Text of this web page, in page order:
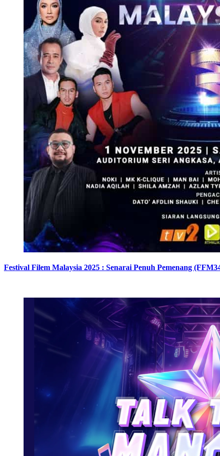
Festival Filem Malaysia 2025 : Senarai Penuh Pemenang